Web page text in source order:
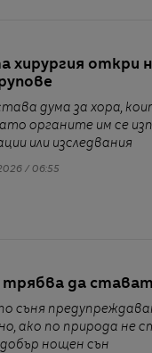
хирургия откри
дума за хора,
органите им се
или изследвания
/ 06:55
трябва да
съня
ако по природа не
нощен сън